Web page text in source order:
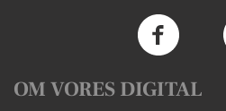
OM VORES DIGITAL